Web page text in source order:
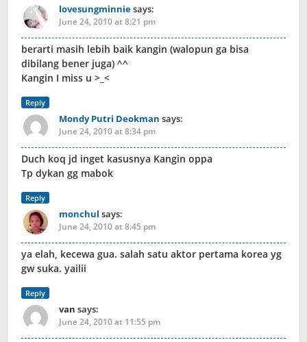
lovesungminniesays:
June 24, 2010 at 8:21 pm
berarti masih lebih baik kangin (walopun ga bisa
dibilang bener juga) ^^
Kangin I miss u >_<
Reply
Mondy Putri Deokman says:
June 24, 2010 at 8:34 pm
Duch koq jd inget kasusnya Kangin oppa
Tp dykan gg mabok
Reply
monchul says:
June 24, 2010 at 8:45 pm
ya elah, kecewa gua. salah satu aktor pertama korea yg
gw suka. yailii
Reply
van says:
June 24, 2010 at 11:55 pm